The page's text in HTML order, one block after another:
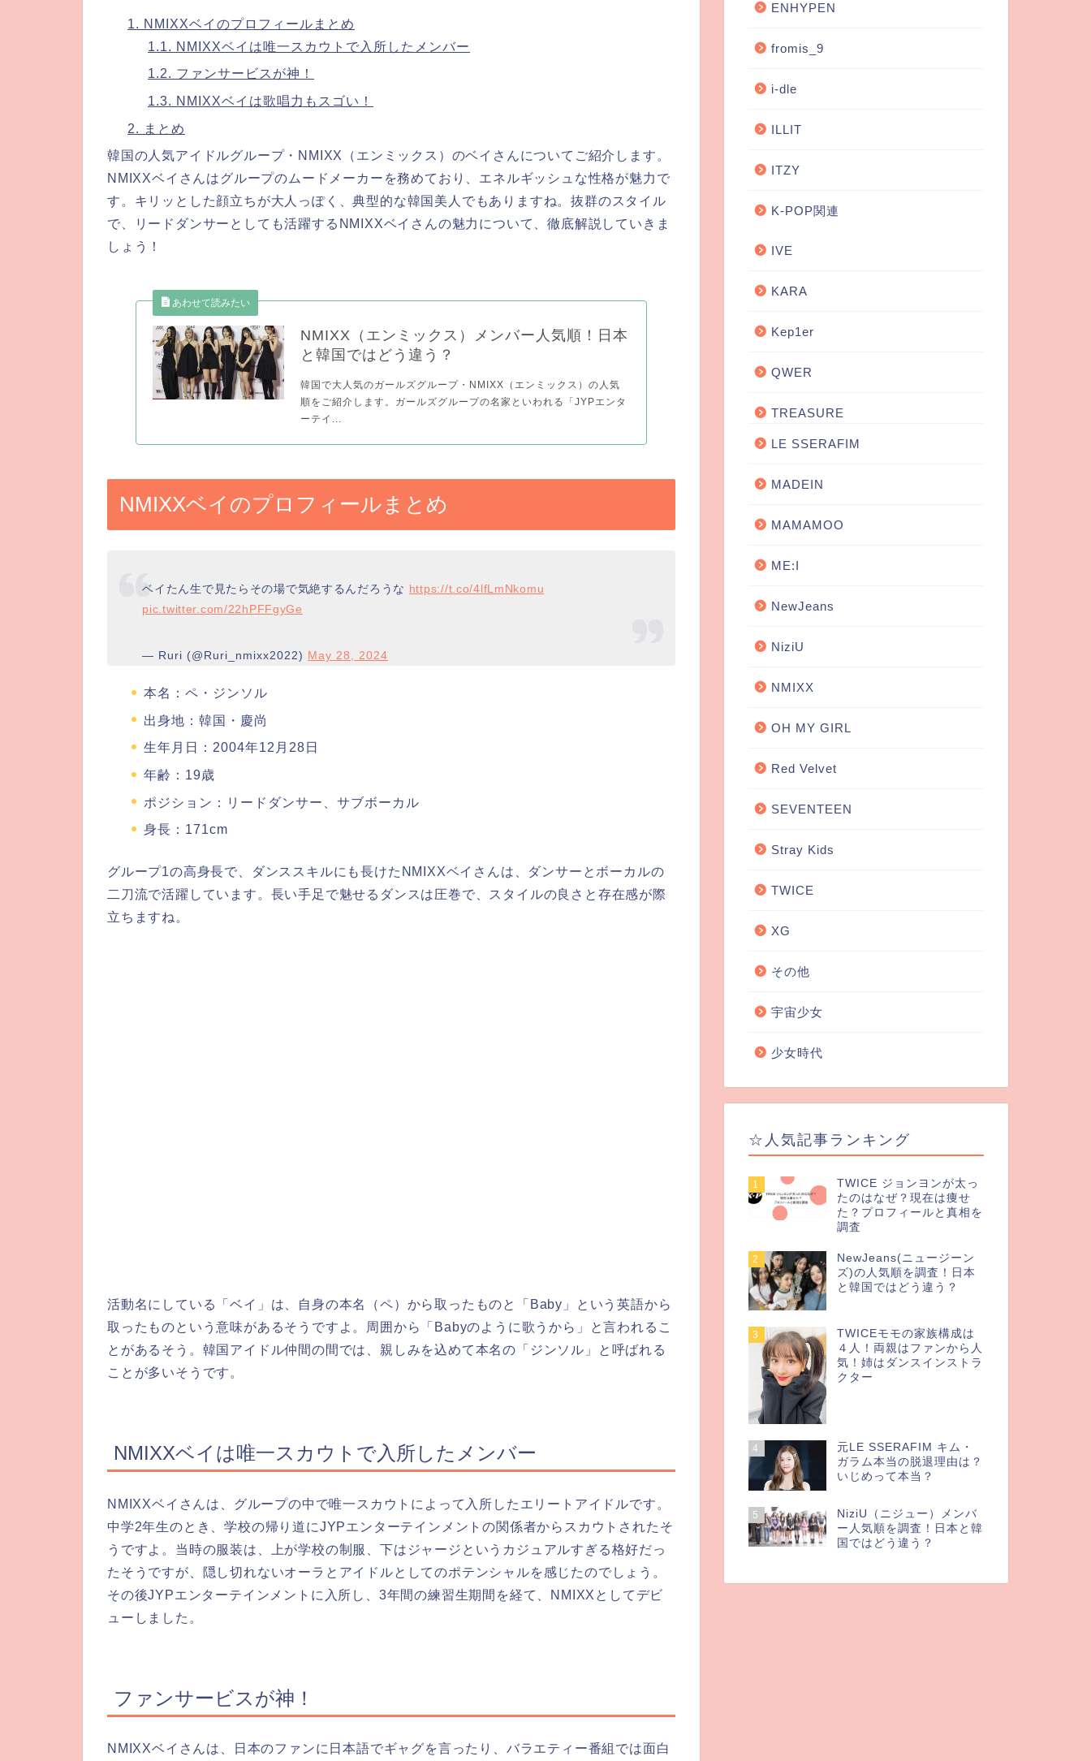
1. NMIXXベイのプロフィールまとめ
1.1. NMIXXベイは唯一スカウトで入所したメンバー
1.2. ファンサービスが神！
1.3. NMIXXベイは歌唱力もスゴい！
2. まとめ
韓国の人気アイドルグループ・NMIXX（エンミックス）のベイさんについてご紹介します。
NMIXXベイさんはグループのムードメーカーを務めており、エネルギッシュな性格が魅力で
す。キリッとした顔立ちが大人っぽく、典型的な韓国美人でもありますね。抜群のスタイル
で、リードダンサーとしても活躍するNMIXXベイさんの魅力について、徹底解説していきま
しょう！
NMIXX（エンミックス）メンバー人気順！日本
と韓国ではどう違う？
韓国で大人気のガールズグループ・NMIXX（エンミックス）の人気
順をご紹介します。ガールズグループの名家といわれる「JYPエンタ
ーテイ...
NMIXXベイのプロフィールまとめ
ベイたん生で見たらその場で気絶するんだろうな https://t.co/4lfLmNkomu
pic.twitter.com/22hPFFgyGe
— Ruri (@Ruri_nmixx2022) May 28, 2024
本名：ペ・ジンソル
出身地：韓国・慶尚
生年月日：2004年12月28日
年齢：19歳
ポジション：リードダンサー、サブボーカル
身長：171cm
グループ1の高身長で、ダンススキルにも長けたNMIXXベイさんは、ダンサーとボーカルの
二刀流で活躍しています。長い手足で魅せるダンスは圧巻で、スタイルの良さと存在感が際
立ちますね。
活動名にしている「ベイ」は、自身の本名（ペ）から取ったものと「Baby」という英語から
取ったものという意味があるそうですよ。周囲から「Babyのように歌うから」と言われるこ
とがあるそう。韓国アイドル仲間の間では、親しみを込めて本名の「ジンソル」と呼ばれる
ことが多いそうです。
NMIXXベイは唯一スカウトで入所したメンバー
NMIXXベイさんは、グループの中で唯一スカウトによって入所したエリートアイドルです。
中学2年生のとき、学校の帰り道にJYPエンターテインメントの関係者からスカウトされたそ
うですよ。当時の服装は、上が学校の制服、下はジャージというカジュアルすぎる格好だっ
たそうですが、隠し切れないオーラとアイドルとしてのポテンシャルを感じたのでしょう。
その後JYPエンターテインメントに入所し、3年間の練習生期間を経て、NMIXXとしてデビ
ューしました。
ファンサービスが神！
NMIXXベイさんは、日本のファンに日本語でギャグを言ったり、バラエティー番組では面白
ENHYPEN
fromis_9
i-dle
ILLIT
ITZY
K-POP関連
IVE
KARA
Kep1er
QWER
TREASURE
LE SSERAFIM
MADEIN
MAMAMOO
ME:I
NewJeans
NiziU
NMIXX
OH MY GIRL
Red Velvet
SEVENTEEN
Stray Kids
TWICE
XG
その他
宇宙少女
少女時代
☆人気記事ランキング
1
TWICE ジョンヨンが太っ
たのはなぜ？現在は痩せ
た？プロフィールと真相を
調査
2
NewJeans(ニュージーン
ズ)の人気順を調査！日本
と韓国ではどう違う？
3
TWICEモモの家族構成は
４人！両親はファンから人
気！姉はダンスインストラ
クター
4
元LE SSERAFIM キム・
ガラム本当の脱退理由は？
いじめって本当？
5
NiziU（ニジュー）メンバ
ー人気順を調査！日本と韓
国ではどう違う？